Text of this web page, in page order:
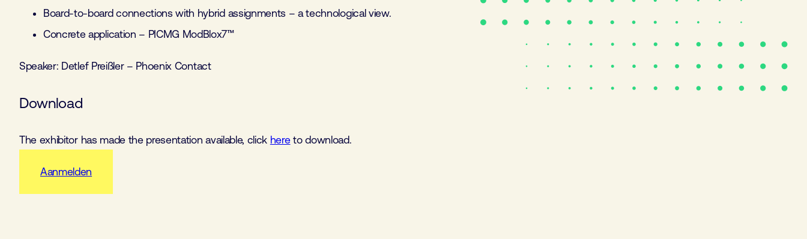
Board-to-board connections with hybrid assignments – a technological view.
Concrete application – PICMG ModBlox7™
Speaker: Detlef Preißler – Phoenix Contact
Download
The exhibitor has made the presentation available, click hereto download.
Aanmelden